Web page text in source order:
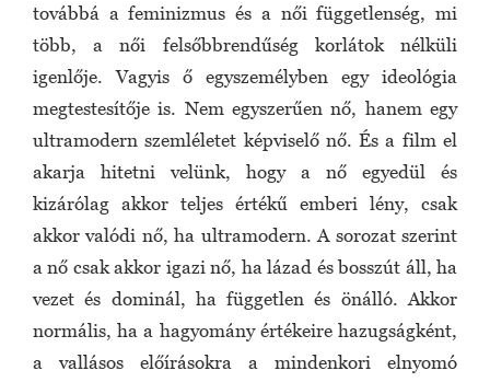
továbbá a feminizmus és a női függetlenség, mi
több, a női felsőbbrendűség korlátok nélküli
igenlője. Vagyis ő egyszemélyben egy ideológia
megtestesítője is. Nem egyszerűen nő, hanem egy
ultramodern szemléletet képviselő nő. És a film el
akarja hitetni velünk, hogy a nő egyedül és
kizárólag akkor teljes értékű emberi lény, csak
akkor valódi nő, ha ultramodern. A sorozat szerint
a nő csak akkor igazi nő, ha lázad és bosszút áll, ha
vezet és dominál, ha független és önálló. Akkor
normális, ha a hagyomány értékeire hazugságként,
a vallásos előírásokra a mindenkori elnyomó